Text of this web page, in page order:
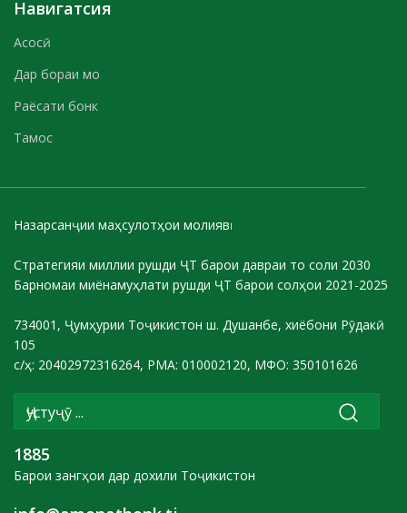
Навигатсия
Асосӣ
Дар бораи мо
Раёсати бонк
Тамос
Назарсанҷии маҳсулотҳои молиявӣ
Стратегияи миллии рушди ҶТ барои давраи то соли 2030
Барномаи миёнамуҳлати рушди ҶТ барои солҳои 2021-2025
734001, Ҷумҳурии Тоҷикистон ш. Душанбе, хиёбони Рӯдакӣ
105
с/ҳ: 20402972316264, РМА: 010002120, МФО: 350101626
1885
Барои зангҳои дар дохили Тоҷикистон